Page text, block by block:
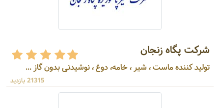
شرکت پگاه زنجان
تولید کننده ماست ، شیر ، خامه، دوغ ، نوشیدنی بدون گاز ...
21315 بازدید